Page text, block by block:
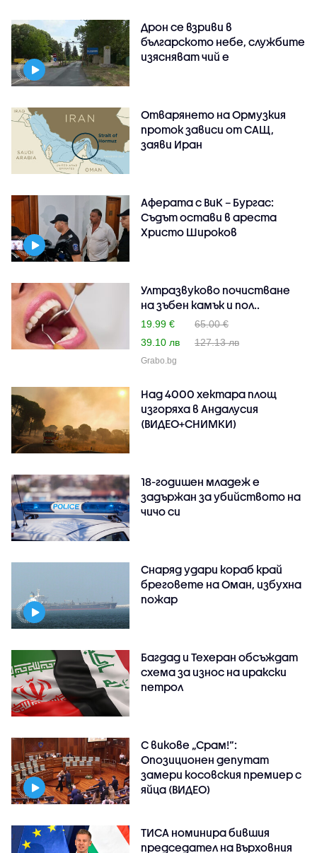
Дрон се взриви в
българското небе, службите
изясняват чий е
Отварянето на Ормузкия
проток зависи от САЩ,
заяви Иран
Аферата с ВиК – Бургас:
Съдът остави в ареста
Христо Широков
Ултразвуково почистване
на зъбен камък и пол..
19.99 €
65.00 €
39.10 лв
127.13 лв
Grabo.bg
Над 4000 хектара площ
изгоряха в Андалусия
(ВИДЕО+СНИМКИ)
18-годишен младеж е
задържан за убийството на
чичо си
Снаряд удари кораб край
бреговете на Оман, избухна
пожар
Багдад и Техеран обсъждат
схема за износ на иракски
петрол
С викове „Срам!“:
Опозиционен депутат
замери косовския премиер с
яйца (ВИДЕО)
ТИСА номинира бившия
председател на Върховния